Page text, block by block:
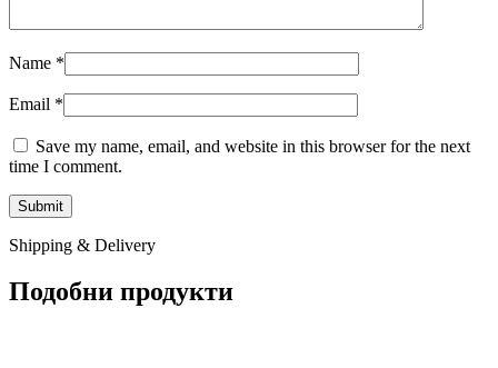
Name *
Email *
Save my name, email, and website in this browser for the next
time I comment.
Shipping & Delivery
Подобни продукти